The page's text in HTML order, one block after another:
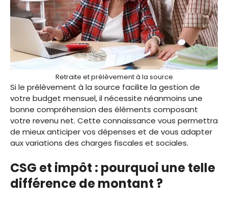
Retraite et prélèvement à la source
Si le prélèvement à la source facilite la gestion de
votre budget mensuel, il nécessite néanmoins une
bonne compréhension des éléments composant
votre revenu net. Cette connaissance vous permettra
de mieux anticiper vos dépenses et de vous adapter
aux variations des charges fiscales et sociales.
CSG et impôt : pourquoi une telle
différence de montant ?